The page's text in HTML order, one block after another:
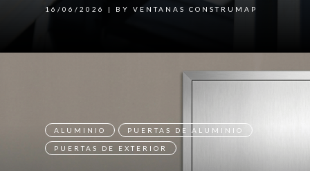
16/06/2026 | BY VENTANAS CONSTRUMAP
ALUMINIO PUERTAS DE ALUMINIO
PUERTAS DE EXTERIOR